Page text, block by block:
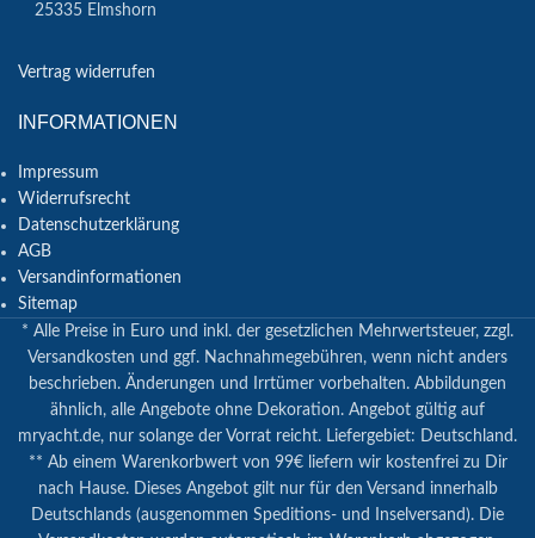
25335 Elmshorn
Vertrag widerrufen
INFORMATIONEN
Impressum
Widerrufsrecht
Datenschutzerklärung
AGB
Versandinformationen
Sitemap
* Alle Preise in Euro und inkl. der gesetzlichen Mehrwertsteuer, zzgl.
Versandkosten und ggf. Nachnahmegebühren, wenn nicht anders
beschrieben. Änderungen und Irrtümer vorbehalten. Abbildungen
ähnlich, alle Angebote ohne Dekoration. Angebot gültig auf
mryacht.de, nur solange der Vorrat reicht. Liefergebiet: Deutschland.
** Ab einem Warenkorbwert von 99€ liefern wir kostenfrei zu Dir
nach Hause. Dieses Angebot gilt nur für den Versand innerhalb
Deutschlands (ausgenommen Speditions- und Inselversand). Die